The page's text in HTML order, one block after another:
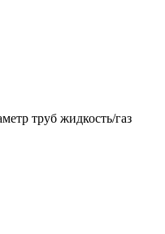
труб жидкость/газ